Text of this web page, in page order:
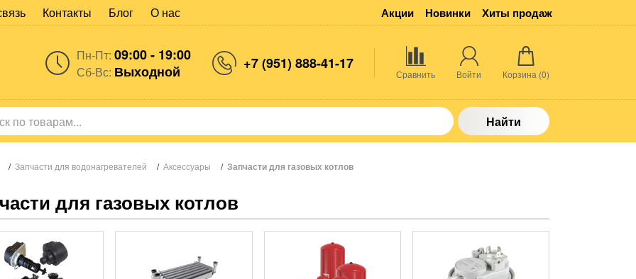
Контакты Блог О нас Акции Новинки Хиты продаж
Пн-Пт: 09:00 - 19:00
Сб-Вс: Выходной +7 (951) 888-41-17
Сравнить Войти Корзина (0)
Найти
/ Запчасти для водонагревателей / Аксессуары / Запчасти для газовых котлов
для газовых котлов